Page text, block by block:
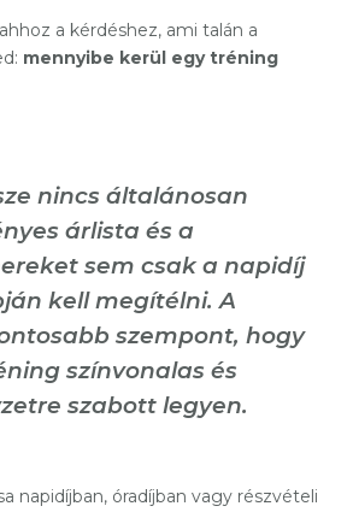
a kérdéshez, ami talán a
mennyibe kerül egy tréning
nincs általánosan
árlista és a
sem csak a napidíj
kell megítélni. A
szempont, hogy
színvonalas és
szabott legyen.
napidíjban, óradíjban vagy részvételi